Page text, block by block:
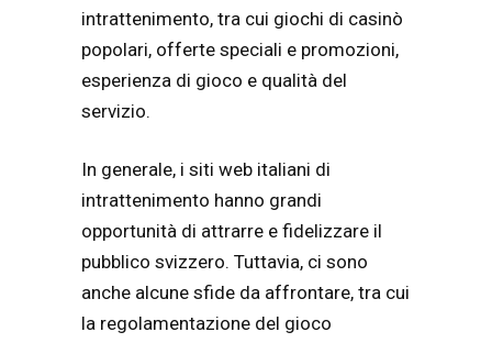
intrattenimento, tra cui giochi di casinò
popolari, offerte speciali e promozioni,
esperienza di gioco e qualità del
servizio.
In generale, i siti web italiani di
intrattenimento hanno grandi
opportunità di attrarre e fidelizzare il
pubblico svizzero. Tuttavia, ci sono
anche alcune sfide da affrontare, tra cui
la regolamentazione del gioco